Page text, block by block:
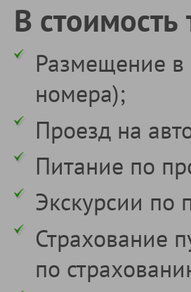
В
Размещение
номера);
Проезд на
Питание по
Экскурсии по
Страхование
по